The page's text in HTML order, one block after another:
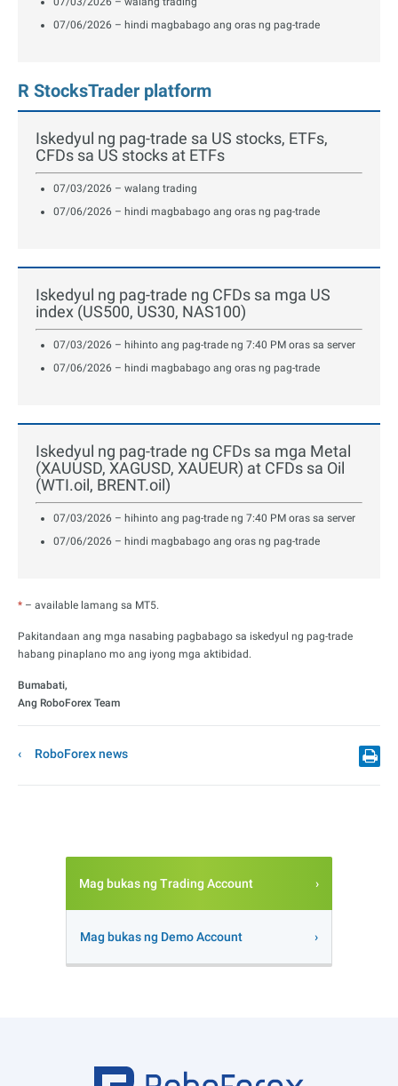
07/06/2026 – hindi magbabago ang oras ng pag-trade
R StocksTrader platform
Iskedyul ng pag-trade sa US stocks, ETFs,
CFDs sa US stocks at ETFs
07/03/2026 – walang trading
07/06/2026 – hindi magbabago ang oras ng pag-trade
Iskedyul ng pag-trade ng CFDs sa mga US
index (US500, US30, NAS100)
07/03/2026 – hihinto ang pag-trade ng 7:40 PM oras sa server
07/06/2026 – hindi magbabago ang oras ng pag-trade
Iskedyul ng pag-trade ng CFDs sa mga Metal
(XAUUSD, XAGUSD, XAUEUR) at CFDs sa Oil
(WTI.oil, BRENT.oil)
07/03/2026 – hihinto ang pag-trade ng 7:40 PM oras sa server
07/06/2026 – hindi magbabago ang oras ng pag-trade
* – available lamang sa MT5.
Pakitandaan ang mga nasabing pagbabago sa iskedyul ng pag-trade
habang pinaplano mo ang iyong mga aktibidad.
Bumabati,
Ang RoboForex Team
RoboForex news
Mag bukas ng Trading Account
Mag bukas ng Demo Account